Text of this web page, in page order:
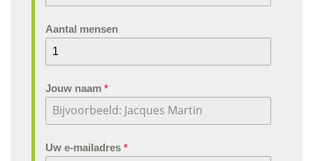
Aantal mensen
Jouw naam *
Uw e-mailadres *